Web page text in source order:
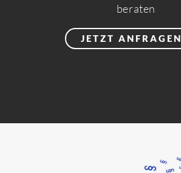
beraten
JETZT ANFRAGEN